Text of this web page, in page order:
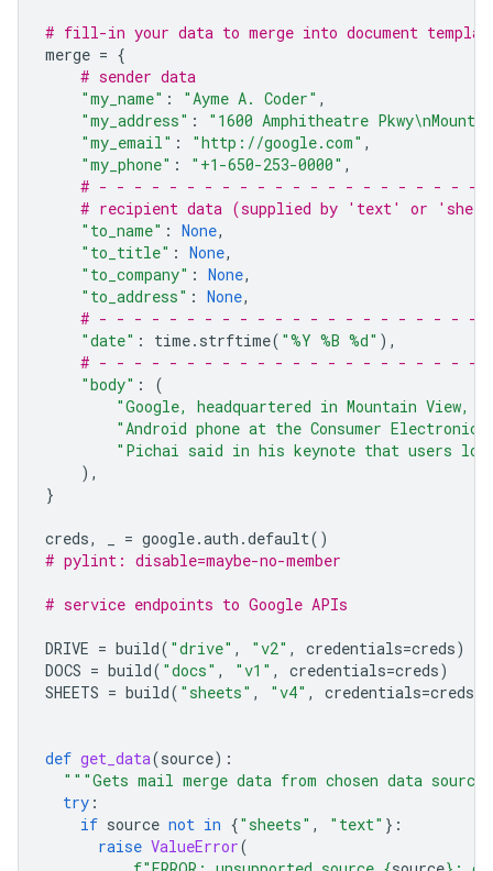
# fill-in your data to merge into document
merge = {
# sender data
"my_name" : "Ayme A. Coder" ,
"my_address" : "1600 Amphitheatre Pkwy\n
"my_email" : "http://google.com" ,
"my_phone" : "+1-650-253-0000" ,
# - - - - - - - - - - - - - - - - - - - - - -
# recipient data (supplied by 'text' or
"to_name" : None,
"to_title" : None,
"to_company" : None,
"to_address" : None,
# - - - - - - - - - - - - - - - - - - - - - -
"date" : time. strftime( "%Y %B %d" ),
# - - - - - - - - - - - - - - - - - - - - - -
"body" :
(
"Google, headquartered in Mountain View,
"Android phone at the Consumer Electronics
"Pichai said in his keynote that users
),
}
creds, = google.auth .default()
# pylint: disable=maybe-no-member
# service endpoints to Google APIs
DRIVE = build( "drive" , "v2" , credentials=creds)
DOCS = build( "docs" , "v1" , credentials=creds)
SHEETS = build( "sheets" , "v4" , credentials=creds
def get_data(source):
"""Gets mail merge data from chosen data
try :
if source not in {"sheets" , "text" }:
raise ValueError(